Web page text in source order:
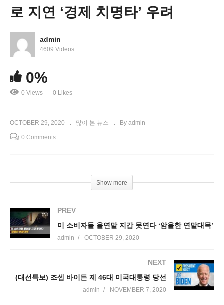
코로나 구호 패키지 선거전 입법시행 사실상 무산
로 지연 ‘경제 치명타’ 우려
admin
4609 Videos
0%
0 Views 0 Likes
OCTOBER 29, 2020 많이 본 뉴스 By admin
0 Comments
Show more
PREV
미 소비자들 올연말 지갑 못연다 ‘암울한 연말대목’
admin OCTOBER 29, 2020
NEXT
(대선특보) 조셉 바이든 제 46대 미국대통령 당선
admin NOVEMBER 7, 2020